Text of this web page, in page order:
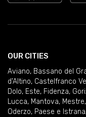
OUR CITIES
Aviano, Bassano del
d'Altino, Castelfranco
Dolo, Este, Fidenza,
Lucca, Mantova, Mestre,
Oderzo, Paese e Istrana